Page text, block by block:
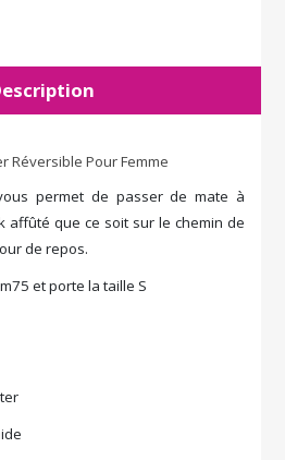
Réversible Pour Femme
permet de passer de mate à
affûté que ce soit sur le chemin de
de repos.
et porte la taille S